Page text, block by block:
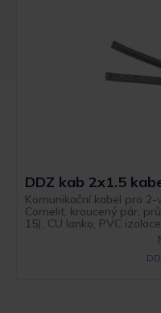
DDZ kab 2x1.5
Komunikační kabel pro
Comelit, kroucený pár,
15), CU lanko, PVC